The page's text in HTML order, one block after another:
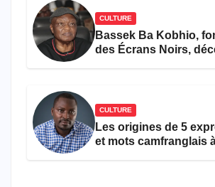
CULTURE
Bassek Ba Kobhio,
des Écrans Noirs,
CULTURE
Les origines de 5
et mots camfranglais